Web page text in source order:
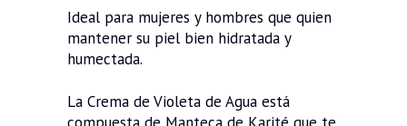
Ideal para mujeres y hombres que quien
mantener su piel bien hidratada y
humectada.
La Crema de Violeta de Agua está